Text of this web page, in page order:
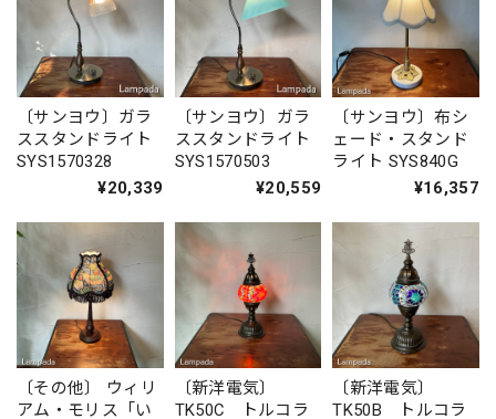
〔サンヨウ〕ガラ
ススタンドライト
SYS1570328
¥20,339
〔サンヨウ〕ガラ
ススタンドライト
SYS1570503
¥20,559
〔サンヨウ〕布シ
ェード・スタンド
ライト SYS840G
¥16,357
〔その他〕 ウィリ
アム・モリス「い
〔新洋電気〕
TK50C トルコラ
〔新洋電気〕
TK50B トルコラ